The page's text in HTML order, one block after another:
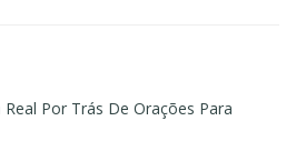
Por Trás De Orações Para